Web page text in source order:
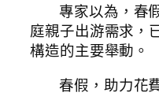
專家以為，春
庭親子出游需求，
構造的主要舉動。
春假，助力花